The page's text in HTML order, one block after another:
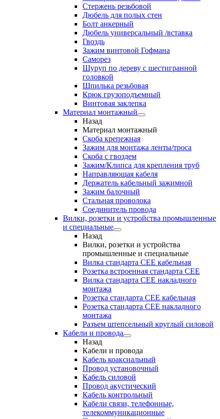
Стержень резьбовой
Дюбель для полых стен
Болт анкерный
Дюбель универсальный /вставка
Гвоздь
Зажим винтовой Гофмана
Саморез
Шуруп по дереву с шестигранной
головкой
Шпилька резьбовая
Крюк грузоподъемный
Винтовая заклепка
Материал монтажный
Назад
Материал монтажный
Скоба крепежная
Зажим для монтажа ленты/троса
Скоба с гвоздем
Зажим/Клипса для крепления труб
Направляющая кабеля
Держатель кабельный зажимной
Зажим балочный
Стальная проволока
Соединитель провода
Вилки, розетки и устройства промышленные
и специальные
Назад
Вилки, розетки и устройства
промышленные и специальные
Вилка стандарта CEE кабельная
Розетка встроенная стандарта CEE
Вилка стандарта CEE накладного
монтажа
Розетка стандарта СЕЕ кабельная
Розетка стандарта СЕЕ накладного
монтажа
Разъем штепсельный круглый силовой
Кабели и провода
Назад
Кабели и провода
Кабель коаксиальный
Провод установочный
Кабель силовой
Провод акустический
Кабель контрольный
Кабели связи, телефонные,
телекоммуникационные